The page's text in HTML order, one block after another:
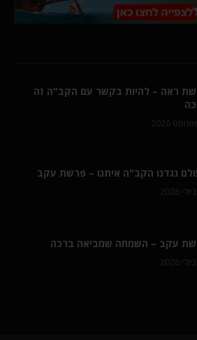
ראה – להיות בקשר עם הקב"ה זה
נגדנו הקב"ה איתנו – פרשת עקב
עקב – השמחה שמביאה ברכה